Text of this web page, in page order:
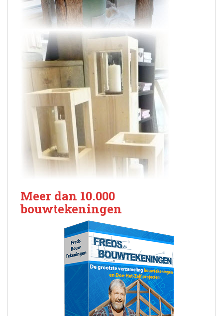
Meer dan 10.000
bouwtekeningen